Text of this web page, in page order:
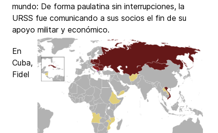
mundo: De forma paulatina sin interrupciones, la
URSS fue comunicando a sus socios el fin de su
apoyo militar y económico.
En
Cuba,
Fidel